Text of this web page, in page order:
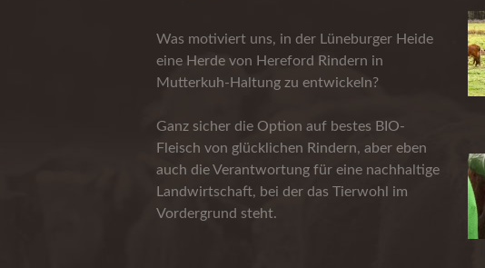
Was motiviert uns, in der Lüneburger Heide
eine Herde von Hereford Rindern in
Mutterkuh-Haltung zu entwickeln?
Ganz sicher die Option auf bestes BIO-
Fleisch von glücklichen Rindern, aber eben
auch die Verantwortung für eine nachhaltige
Landwirtschaft, bei der das Tierwohl im
Vordergrund steht.